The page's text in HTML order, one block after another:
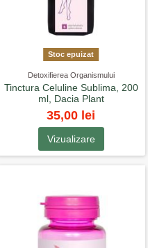
Stoc epuizat
Detoxifierea Organismului
Tinctura Celuline Sublima, 200
ml, Dacia Plant
35,00 lei
Vizualizare